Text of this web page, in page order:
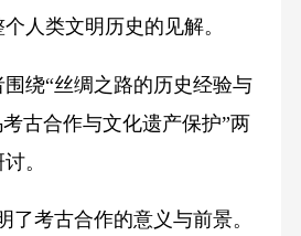
人类文明历史的见解。
“丝绸之路的历史经验与
古合作与文化遗产保护”两
。
考古合作的意义与前景。